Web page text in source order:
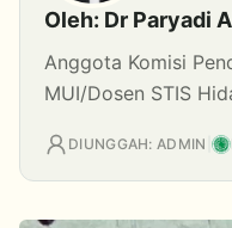
Oleh: Dr Paryadi
Anggota Komisi
MUI/Dosen STIS
DIUNGGAH: ADMIN